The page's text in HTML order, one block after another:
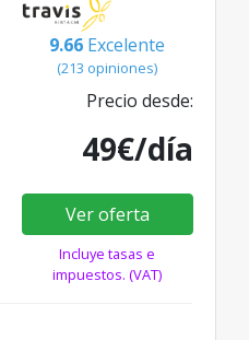
9.66 Excelente
(213 opiniones)
Precio desde:
49€/día
Ver oferta
Incluye tasas e
impuestos. (VAT)